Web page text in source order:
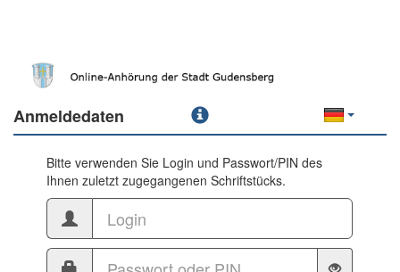
Anmeldedaten
Bitte verwenden Sie Login und Passwort/PIN des
Ihnen zuletzt zugegangenen Schriftstücks.